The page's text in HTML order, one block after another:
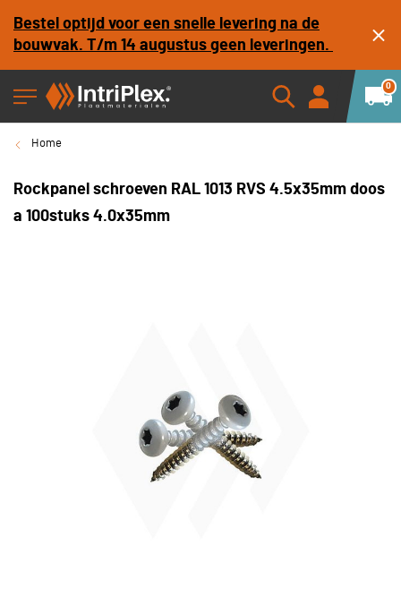
Bestel optijd voor een snelle levering na de
bouwvak. T/m 14 augustus geen leveringen.
0
Home
Rockpanel schroeven RAL 1013 RVS 4.5x35mm doos
a 100stuks 4.0x35mm